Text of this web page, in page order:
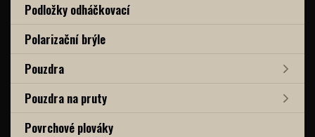
Podložky odháčkovací
Polarizační brýle
Pouzdra
Pouzdra na pruty
Povrchové plováky